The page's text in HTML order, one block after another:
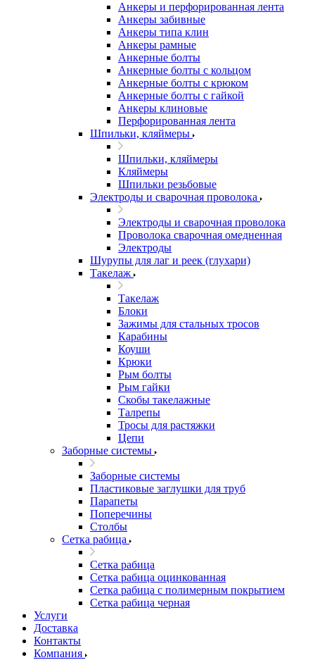
Анкеры и перфорированная лента
Анкеры забивные
Анкеры типа клин
Анкеры рамные
Анкерные болты
Анкерные болты с кольцом
Анкерные болты с крюком
Анкерные болты с гайкой
Анкеры клиновые
Перфорированная лента
Шпильки, кляймеры
Шпильки, кляймеры
Кляймеры
Шпильки резьбовые
Электроды и сварочная проволока
Электроды и сварочная проволока
Проволока сварочная омедненная
Электроды
Шурупы для лаг и реек (глухари)
Такелаж
Такелаж
Блоки
Зажимы для стальных тросов
Карабины
Коуши
Крюки
Рым болты
Рым гайки
Скобы такелажные
Талрепы
Тросы для растяжки
Цепи
Заборные системы
Заборные системы
Пластиковые заглушки для труб
Парапеты
Поперечины
Столбы
Сетка рабица
Сетка рабица
Сетка рабица оцинкованная
Сетка рабица с полимерным покрытием
Сетка рабица черная
Услуги
Доставка
Контакты
Компания